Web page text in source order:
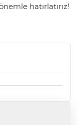
hatırlatırız!